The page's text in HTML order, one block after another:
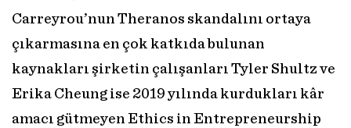
Carreyrou’nun Theranos skandalını ortaya
çıkarmasına en çok katkıda bulunan
kaynakları şirketin çalışanları Tyler Shultz ve
Erika Cheung ise 2019 yılında kurdukları kâr
amacı gütmeyen Ethics in Entrepreneurship